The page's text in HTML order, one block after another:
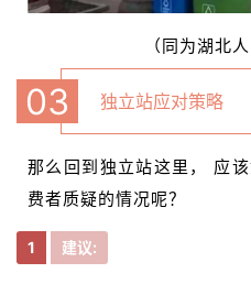
（同为湖北
03 独立站应对策略
那么回到独立站这里， 应
费者质疑的情况呢？
1 建议: